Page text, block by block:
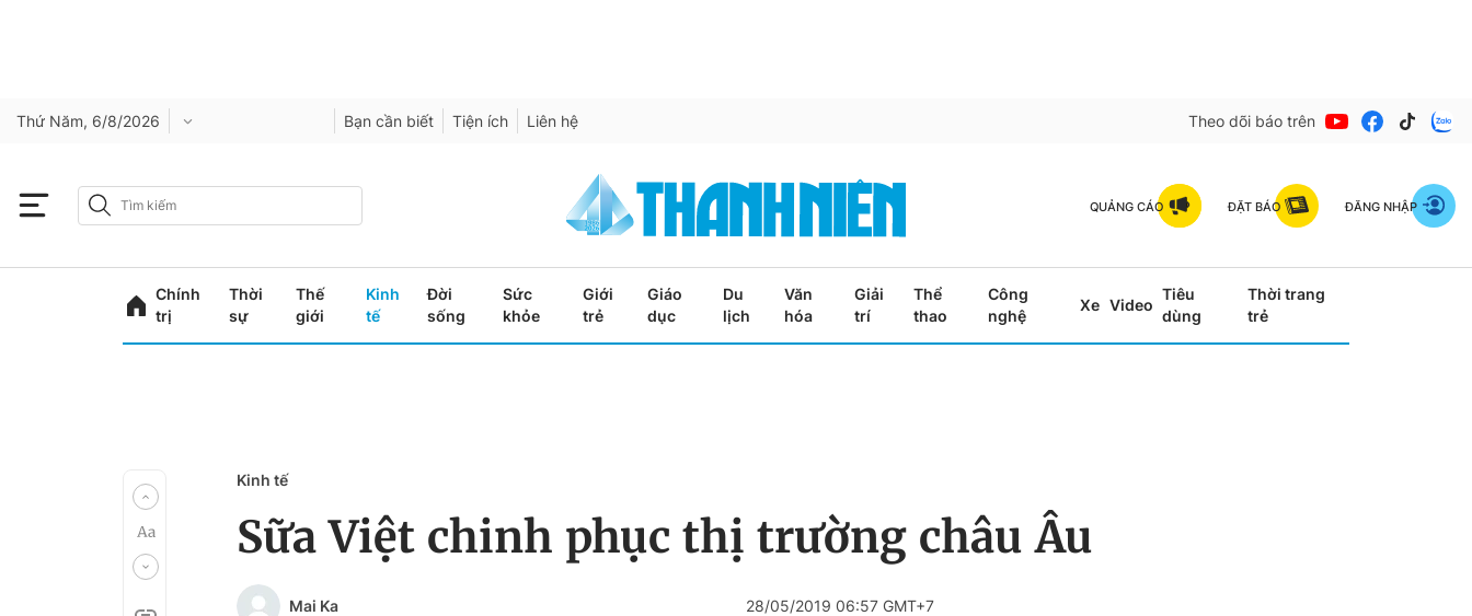
Thứ Năm, 6/8/2026 Bạn cần biết Tiện ích Liên hệ Theo dõi báo trên
QUẢNG CÁO ĐẶT BÁO ĐĂNG NHẬP
Chính
trị
Thời
sự
Thế
giới
Kinh
tế
Đời
sống
Sức
khỏe
Giới
trẻ
Giáo
dục
Du
lịch
Văn
hóa
Giải
trí
Thể
thao
Công
nghệ
Xe Video
Tiêu
dùng
Thời trang
trẻ
Kinh tế
Sữa Việt chinh phục thị trường châu Âu
Mai Ka 28/05/2019 06:57 GMT+7